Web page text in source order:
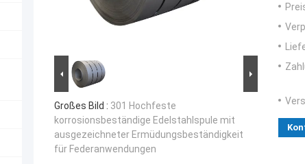
Großes Bild : 301 Hochfeste
korrosionsbeständige Edelstahlspule mit
ausgezeichneter Ermüdungsbeständigkeit
für Federanwendungen